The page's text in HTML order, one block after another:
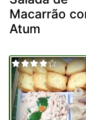
Macarrão
Atum